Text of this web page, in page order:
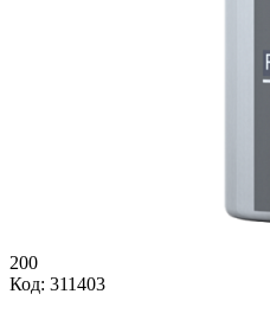
200
Код: 311403